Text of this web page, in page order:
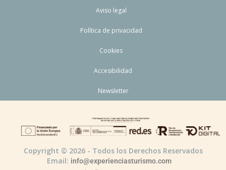
Aviso legal
Política de privacidad
Cookies
Accesibilidad
Newsletter
Copyright © 2026 - Todos los Derechos Reservados
Email: info@experienciasturismo.com